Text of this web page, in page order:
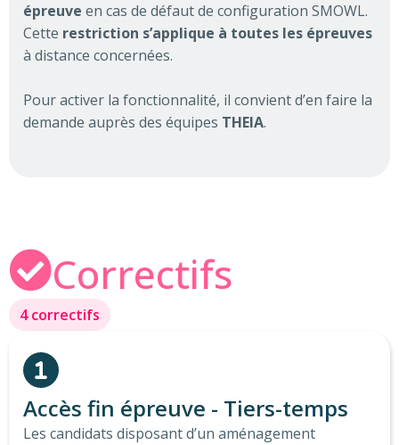
épreuve en cas de défaut de configuration SMOWL.
Cette restriction s’applique à toutes les épreuves
à distance concernées.
Pour activer la fonctionnalité, il convient d’en faire la
demande auprès des équipes THEIA.
Correctifs
4 correctifs
Accès fin épreuve - Tiers-temps
Les candidats disposant d’un aménagement